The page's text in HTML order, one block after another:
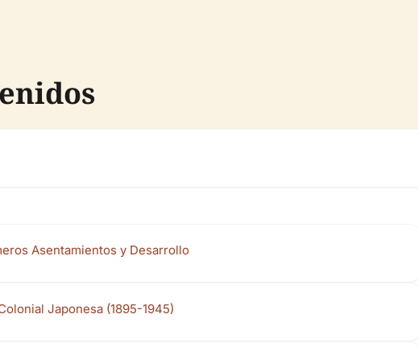
Asentamientos y Desarrollo
Japonesa (1895-1945)